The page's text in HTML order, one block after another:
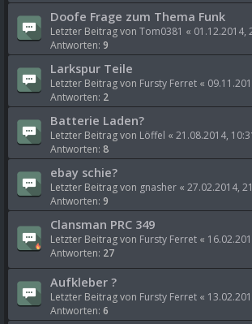
Doofe Frage zum Thema Funk
Letzter Beitrag von Tom0381 « 01.12.2014,
Antworten: 9
Larkspur Teile
Letzter Beitrag von Fursty Ferret «
Antworten: 2
Batterie Laden?
Letzter Beitrag von Löffel « 21.08.2014,
Antworten: 8
ebay schie?
Letzter Beitrag von gnasher « 27.02.2014,
Antworten: 9
Clansman PRC 349
Letzter Beitrag von Fursty Ferret «
Antworten: 27
Aufkleber ?
Letzter Beitrag von Fursty Ferret «
Antworten: 6